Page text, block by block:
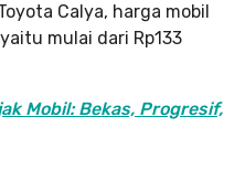
Calya, harga mobil
mulai dari Rp133
Mobil: Bekas, Progresif,